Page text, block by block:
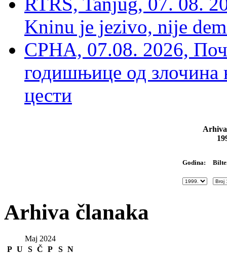
Kninu je jezivo, nije
СРНА, 07.08. 2026,
годишњице од злочина
цести
Godina:
Arhiva članaka
Maj 2024
P U S Č P S N